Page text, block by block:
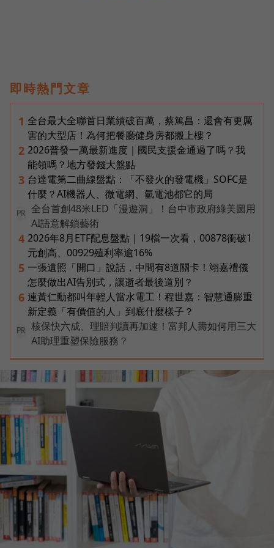
即時熱門文章
1 全台最大全聯首日業績破百萬，蔡篤昌：還會有更厲
害的大型店！為何把餐廳健身房都搬上樓？
2 2026普發一萬最新進度｜國民支援金通過了嗎？我
能領嗎？地方發錢大盤點
3 台達電第二曲線盤點：「不發火的發電機」SOFC是
什麼？AI機器人、微電網、氫電池都它的局
PR
全台首創48米LED「漫遊洞」！台中市政府綠美圖用
AI語意解鎖藝術
4 2026年8月ETF配息盤點｜19檔一次看，00878衝破1
元創高、00929殖利率逾16%
5 一張遺照「開口」說話，中間有8道關卡！翊嘉禮儀
怎麼做出AI告別式，讓逝者最後道別？
6 連黃仁勳都叫年輕人當水電工！程世嘉：智慧通膨重
新定義「有價值的人」到底什麼樣子？
PR
核保快六成、理賠判讀再加速！富邦人壽如何用三大
AI助理重塑保險服務？